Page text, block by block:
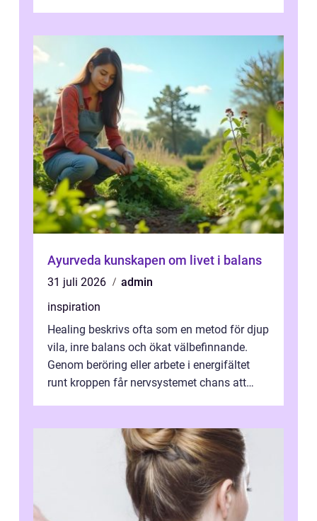
Ayurveda kunskapen om livet i balans
31 juli 2026
admin
inspiration
Healing beskrivs ofta som en metod för djup
vila, inre balans och ökat välbefinnande.
Genom beröring eller arbete i energifältet
runt kroppen får nervsystemet chans att